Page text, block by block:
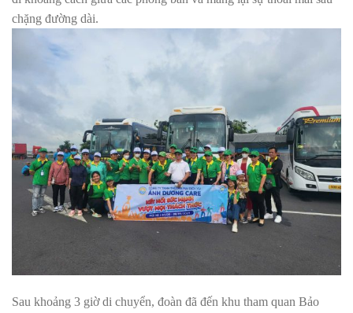
chặng đường dài.
Sau khoảng 3 giờ di chuyển, đoàn đã đến khu tham quan Bảo